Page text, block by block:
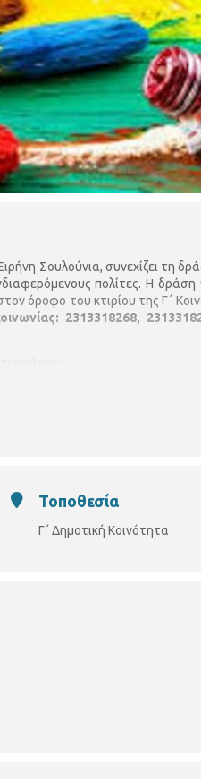
Σουλούνια, συνεχίζει τη
πολίτες. Η δράση
όροφο του κτιρίου της Γ΄
2313318268,
Τοποθεσία
Γ΄ Δημοτική Κοινότητα